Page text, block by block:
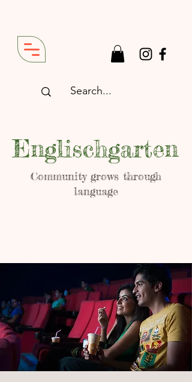
Englischgarten
Community grows through
language